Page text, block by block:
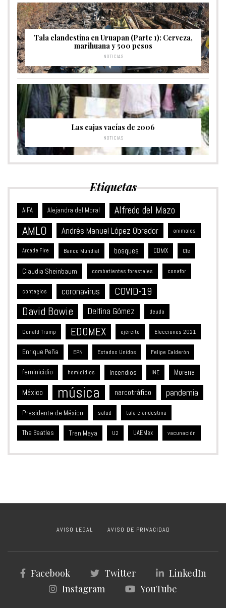
Tala clandestina en Uruapan (Parte 1): Cerveza,
marihuana y 500 pesos
NOTICIAS
Las cajas vacías de 2006
NOTICIAS
Etiquetas
AIFA Alejandra del Moral Alfredo del Mazo
AMLO Andrés Manuel López Obrador animales
Arcade Fire Banco Mundial bosques CDMX Cfe
Claudia Sheinbaum combatientes forestales conafor
contagios coronavirus COVID-19
David Bowie Delfina Gómez deuda
Donald Trump EDOMEX ejército Elecciones 2021
Enrique Peña EPN Estados Unidos Felipe Calderón
feminicidio homicidios Incendios INE Morena
México música narcotráfico pandemia
Presidente de México salud tala clandestina
The Beatles Tren Maya U2 UAEMex vacunación
AVISO LEGAL AVISO DE PRIVACIDAD
Facebook Twitter
LinkedIn
Instagram
YouTube